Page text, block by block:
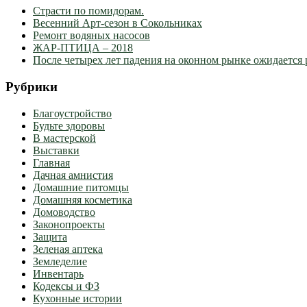
Страсти по помидорам.
Весенний Арт-сезон в Сокольниках
Ремонт водяных насосов
ЖАР-ПТИЦА – 2018
После четырех лет падения на оконном рынке ожидается
Рубрики
Благоустройство
Будьте здоровы
В мастерской
Выставки
Главная
Дачная амнистия
Домашние питомцы
Домашняя косметика
Домоводство
Законопроекты
Защита
Зеленая аптека
Земледелие
Инвентарь
Кодексы и ФЗ
Кухонные истории